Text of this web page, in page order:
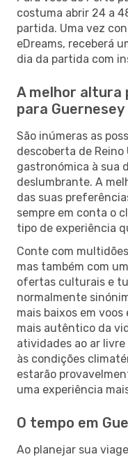
costuma abrir 24 a
partida. Uma vez
eDreams, receberá
dia da partida com
A melhor altura
para Guernesey
São inúmeras as
descoberta de
gastronómica à sua
deslumbrante. A
das suas
sempre em conta o
tipo de experiência
Conte com
mas também com
ofertas culturais e
normalmente
mais baixos em
mais autêntico da
atividades ao ar
às condições
estarão
uma experiência
O tempo em
Ao planejar sua